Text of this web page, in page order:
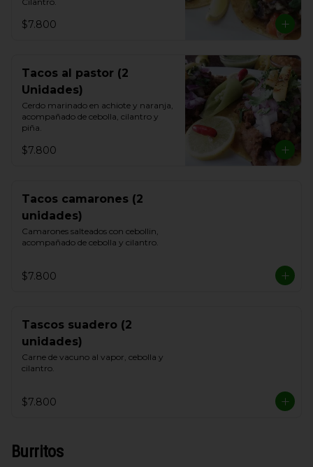
$7.800
Tacos al pastor (2
Unidades)
Cerdo marinado en achiote y naranja,
acompañado de cebolla, cilantro y
piña.
$7.800
Tacos camarones (2
unidades)
Camarones salteados con cebollin,
acompañado de cebolla y cilantro.
$7.800
Tascos suadero (2
unidades)
Carne de vacuno al vapor, cebolla y
cilantro.
$7.800
Burritos